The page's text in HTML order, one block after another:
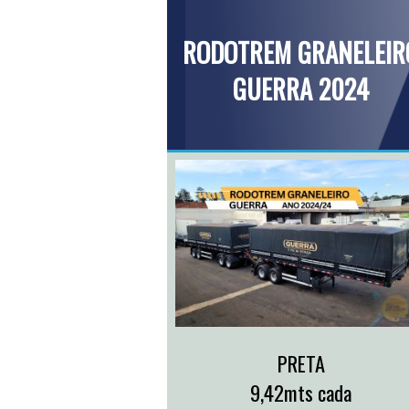
RODOTREM
GUERRA 2024
PRETA
9,42mts cada